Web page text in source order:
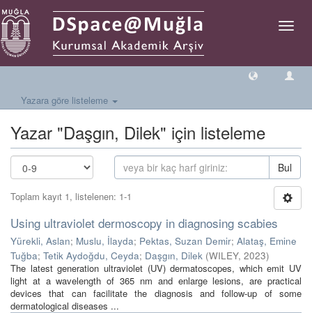
Geçiş
Yazara göre listeleme
Yazar "Daşgın, Dilek" için listeleme
Bul
Toplam kayıt 1, listelenen: 1-1
Using ultraviolet dermoscopy in diagnosing scabies
Yürekli, Aslan; Muslu, İlayda; Pektas, Suzan Demir; Alataş, Emine
Tuğba; Tetik Aydoğdu, Ceyda; Daşgın, Dilek (WILEY, 2023)
The latest generation ultraviolet (UV) dermatoscopes, which emit UV
light at a wavelength of 365 nm and enlarge lesions, are practical
devices that can facilitate the diagnosis and follow-up of some
dermatological diseases ...